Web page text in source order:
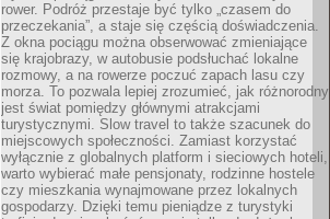
rower. Podróż przestaje być tylko „czasem do
przeczekania”, a staje się częścią doświadczenia.
Z okna pociągu można obserwować zmieniające
się krajobrazy, w autobusie podsłuchać lokalne
rozmowy, a na rowerze poczuć zapach lasu czy
morza. To pozwala lepiej zrozumieć, jak różnorodny
jest świat pomiędzy głównymi atrakcjami
turystycznymi. Slow travel to także szacunek do
miejscowych społeczności. Zamiast korzystać
wyłącznie z globalnych platform i sieciowych hoteli,
warto wybierać małe pensjonaty, rodzinne hostele
czy mieszkania wynajmowane przez lokalnych
gospodarzy. Dzięki temu pieniądze z turystyki